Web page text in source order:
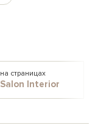
на страницах
Salon Interior